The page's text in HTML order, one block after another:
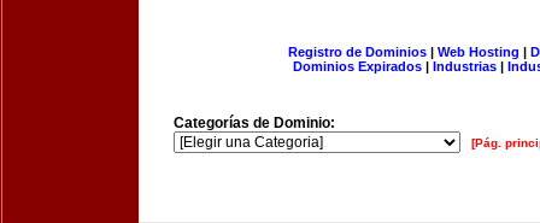
Registro de Dominios| Web Hosting |
Dominios Expirados | Industrias |
Categorías de Dominio:
[Pág.